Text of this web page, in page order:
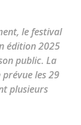
le festival
édition 2025
public. La
les 29
plusieurs